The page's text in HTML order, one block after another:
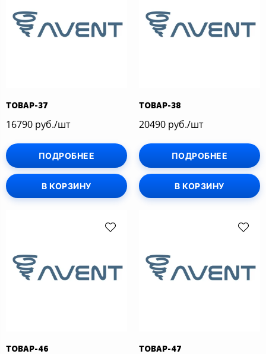
ТОВАР-37
16790 руб./шт
ПОДРОБНЕЕ
В КОРЗИНУ
ТОВАР-38
20490 руб./шт
ПОДРОБНЕЕ
В КОРЗИНУ
ТОВАР-46 ТОВАР-47